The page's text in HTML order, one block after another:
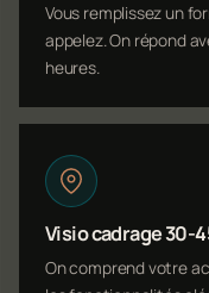
Vous remplissez un
appelez. On répond
heures.
Visio cadrage 30-
On comprend votre